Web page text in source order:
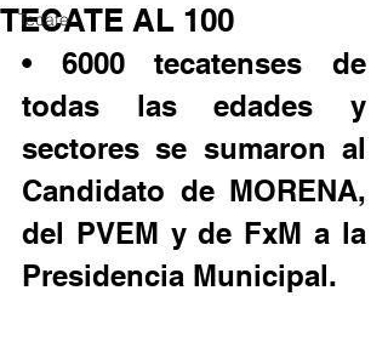
Tecate
TECATE AL 100
• 6000 tecatenses de
todas las edades y
sectores se sumaron al
Candidato de MORENA,
del PVEM y de FxM a la
Presidencia Municipal.